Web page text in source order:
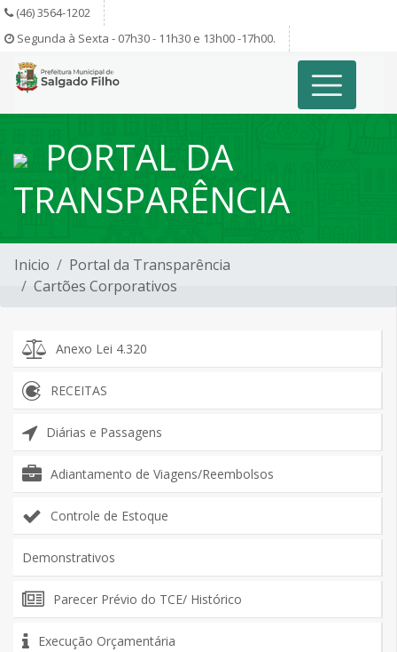
(46) 3564-1202
Segunda à Sexta - 07h30 - 11h30 e 13h00 -17h00.
PORTAL DA
TRANSPARÊNCIA
Inicio
Portal da Transparência
Cartões Corporativos
Anexo Lei 4.320
RECEITAS
Diárias e Passagens
Adiantamento de Viagens/Reembolsos
Controle de Estoque
Demonstrativos
Parecer Prévio do TCE/ Histórico
Execução Orçamentária